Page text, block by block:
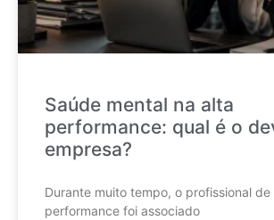
Saúde mental na alta
performance: qual é o
empresa?
Durante muito tempo, o profissional de
performance foi associado